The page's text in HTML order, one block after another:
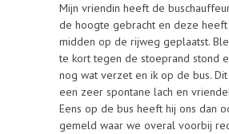
Mijn vriendin heeft de
de hoogte gebracht en deze heeft
midden op de rijweg geplaatst.
te kort tegen de stoeprand stond
nog wat verzet en ik op de bus.
een zeer spontane lach en
Eens op de bus heeft hij ons dan
gemeld waar we overal voorbij